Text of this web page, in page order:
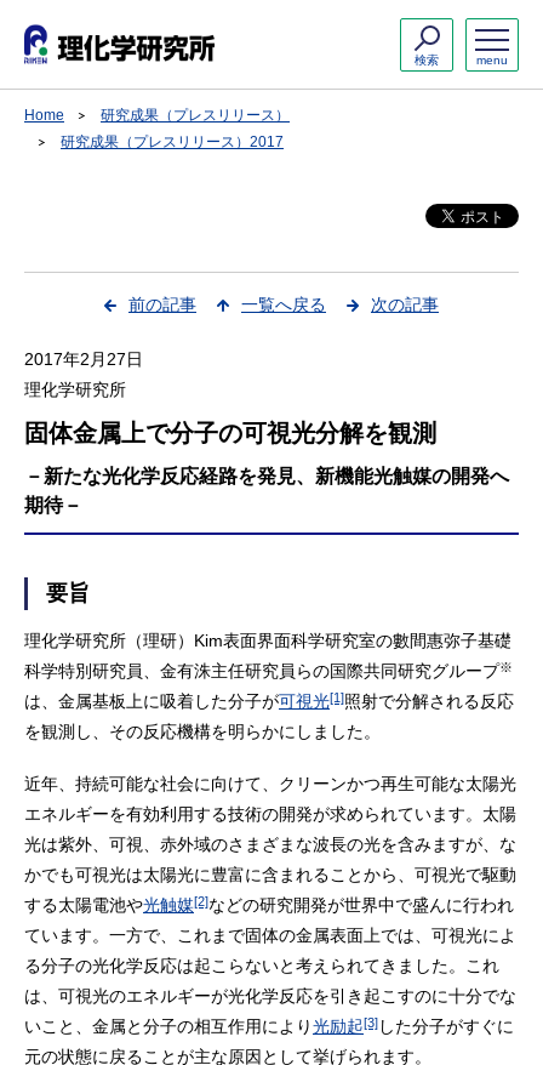
menu
検索
Home
研究成果（プレスリリース）
研究成果（プレスリリース）2017
前の記事 一覧へ戻る 次の記事
2017年2月27日
理化学研究所
固体金属上で分子の可視光分解を観測
－新たな光化学反応経路を発見、新機能光触媒の開発へ
期待－
要旨
理化学研究所（理研）Kim表面界面科学研究室の數間惠弥子基礎
科学特別研究員、金有洙主任研究員らの国際共同研究グループ※
は、金属基板上に吸着した分子が可視光[1]照射で分解される反応
を観測し、その反応機構を明らかにしました。
近年、持続可能な社会に向けて、クリーンかつ再生可能な太陽光
エネルギーを有効利用する技術の開発が求められています。太陽
光は紫外、可視、赤外域のさまざまな波長の光を含みますが、な
かでも可視光は太陽光に豊富に含まれることから、可視光で駆動
する太陽電池や光触媒[2]などの研究開発が世界中で盛んに行われ
ています。一方で、これまで固体の金属表面上では、可視光によ
る分子の光化学反応は起こらないと考えられてきました。これ
は、可視光のエネルギーが光化学反応を引き起こすのに十分でな
いこと、金属と分子の相互作用により光励起[3] した分子がすぐに
元の状態に戻ることが主な原因として挙げられます。